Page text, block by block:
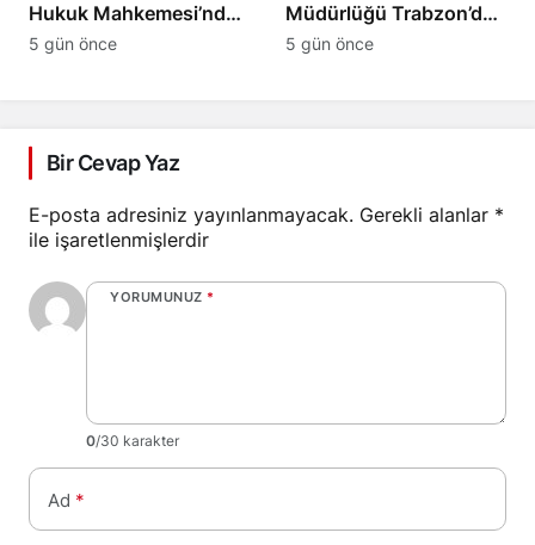
Hukuk Mahkemesi’nden
Mirasçılık Belgesi İptali
5 gün önce
Müdürlüğü Trabzon’da
İhale Duyurusu
5 gün önce
Bir Cevap Yaz
E-posta adresiniz yayınlanmayacak. Gerekli alanlar *
ile işaretlenmişlerdir
YORUMUNUZ *
0/30 karakter
Ad *